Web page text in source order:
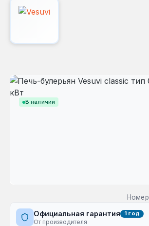
В наличии
Пропустить галерею изображений
Официальная гарантия 1 год
От производителя